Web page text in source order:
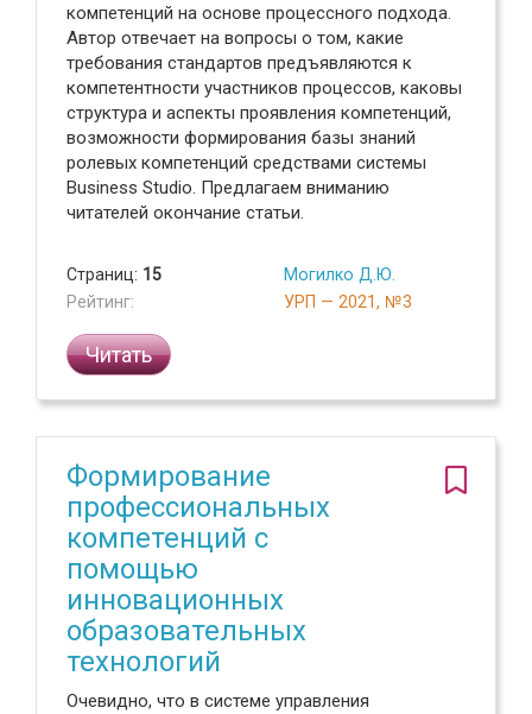
компетенций на основе процессного подхода.
Автор отвечает на вопросы о том, какие
требования стандартов предъявляются к
компетентности участников процессов, каковы
структура и аспекты проявления компетенций,
возможности формирования базы знаний
ролевых компетенций средствами системы
Business Studio. Предлагаем вниманию
читателей окончание статьи.
Страниц: 15
Рейтинг:
Могилко Д.Ю.
УРП — 2021, №3
Читать
Формирование
профессиональных
компетенций с
помощью
инновационных
образовательных
технологий
Очевидно, что в системе управления